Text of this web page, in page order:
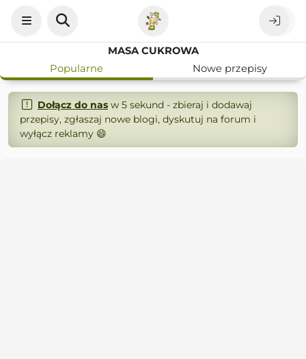
MASA CUKROWA
Popularne
Nowe przepisy
Dołącz do nasw 5 sekund - zbieraj i dodawaj
przepisy, zgłaszaj nowe blogi, dyskutuj na forum i
wyłącz reklamy 😄